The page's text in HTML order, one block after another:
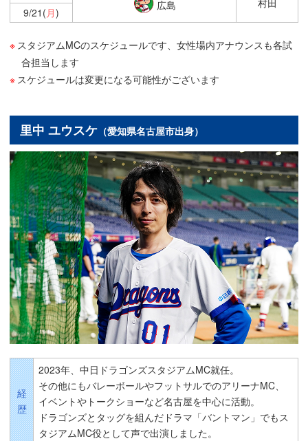
広島
村田
9/21(月)
スタジアムMCのスケジュールです、女性場内アナウンスも各試
合担当します
スケジュールは変更になる可能性がございます
里中 ユウスケ （愛知県名古屋市出身）
経
歴
2023年、中日ドラゴンズスタジアムMC就任。
その他にもバレーボールやフットサルでのアリーナMC、
イベントやトークショーなど名古屋を中心に活動。
ドラゴンズとタッグを組んだドラマ「バントマン」でもス
タジアムMC役として声で出演しました。